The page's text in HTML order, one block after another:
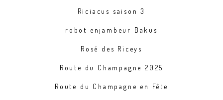
Riciacus saison 3
robot enjambeur Bakus
Rosé des Riceys
Route du Champagne 2025
Route du Champagne en Fête